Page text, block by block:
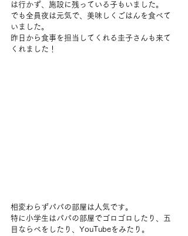
は行かず、施設に残っている子もいました。
でも全員夜は元気で、美味しくごはんを食べて
いました。
昨日から食事を担当してくれる圭子さんも来て
くれました！
相変わらずパパの部屋は人気です。
特に小学生はパパの部屋でゴロゴロしたり、五
目ならべをしたり、YouTubeをみたり。